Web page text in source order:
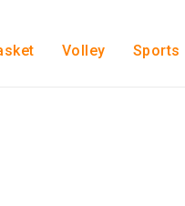
Volley Sports